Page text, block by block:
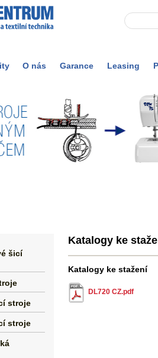
O nás Garance Leasing
šicí
stroje
stroje
Katalogy ke
Katalogy ke stažení
DL720 CZ.pdf